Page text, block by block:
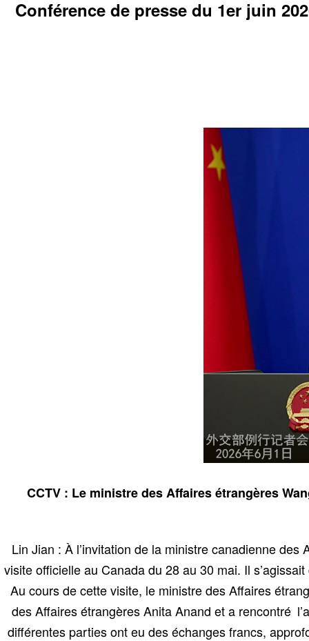
Conférence de presse du 1er juin
CCTV : Le ministre des Affaires étrangères
Lin Jian : À l’invitation de la ministre canadienne
visite officielle au Canada du 28 au 30 mai. Il
Au cours de cette visite, le ministre des Affaires
des Affaires étrangères Anita Anand et a rencontré
différentes parties ont eu des échanges francs,